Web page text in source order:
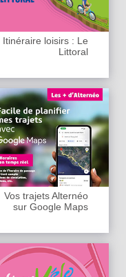
Itinéraire loisirs : Le
Littoral
Vos trajets Alternéo
sur Google Maps